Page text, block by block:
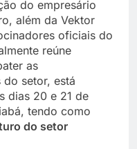
do empresário
além da Vektor
oficiais do
reúne
as
do setor, está
dias 20 e 21 de
tendo como
do setor